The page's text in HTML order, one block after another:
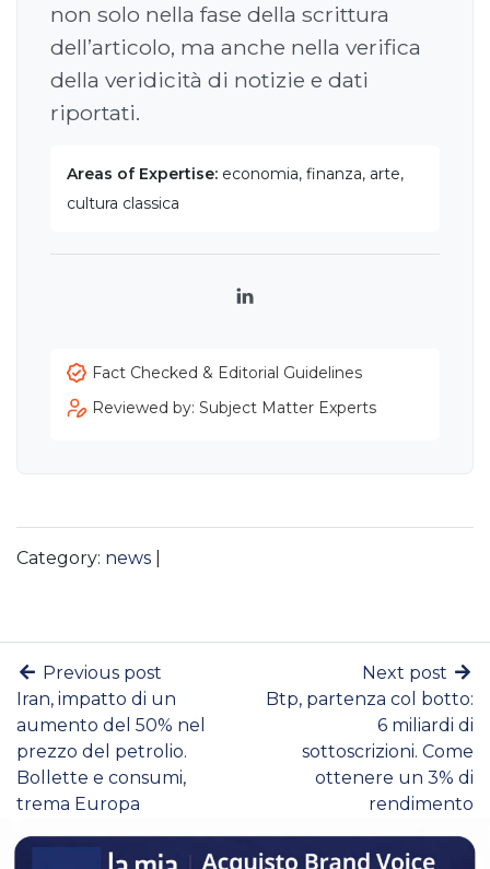
non solo nella fase della scrittura
dell’articolo, ma anche nella verifica
della veridicità di notizie e dati
riportati.
Areas of Expertise: economia, finanza, arte,
cultura classica
LinkedIn
Fact Checked & Editorial Guidelines
Reviewed by: Subject Matter Experts
Category: news
Previous post
Iran, impatto di un
aumento del 50% nel
prezzo del petrolio.
Bollette e consumi,
trema Europa
Next post
Btp, partenza col botto:
6 miliardi di
sottoscrizioni. Come
ottenere un 3% di
rendimento